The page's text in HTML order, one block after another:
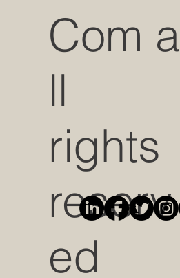
Com a
ll
rights
reserv
ed